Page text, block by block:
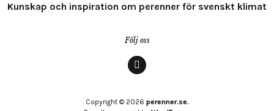
Kunskap och inspiration om perenner för svenskt klimat
Följ oss
Copyright © 2026 perenner.se.